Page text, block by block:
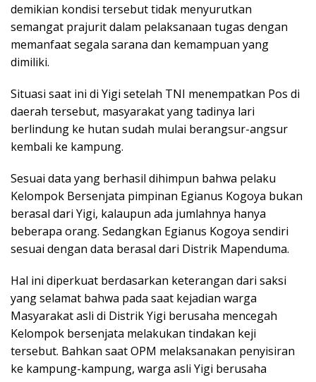
demikian kondisi tersebut tidak menyurutkan
semangat prajurit dalam pelaksanaan tugas dengan
memanfaat segala sarana dan kemampuan yang
dimiliki.
Situasi saat ini di Yigi setelah TNI menempatkan Pos di
daerah tersebut, masyarakat yang tadinya lari
berlindung ke hutan sudah mulai berangsur-angsur
kembali ke kampung.
Sesuai data yang berhasil dihimpun bahwa pelaku
Kelompok Bersenjata pimpinan Egianus Kogoya bukan
berasal dari Yigi, kalaupun ada jumlahnya hanya
beberapa orang. Sedangkan Egianus Kogoya sendiri
sesuai dengan data berasal dari Distrik Mapenduma.
Hal ini diperkuat berdasarkan keterangan dari saksi
yang selamat bahwa pada saat kejadian warga
Masyarakat asli di Distrik Yigi berusaha mencegah
Kelompok bersenjata melakukan tindakan keji
tersebut. Bahkan saat OPM melaksanakan penyisiran
ke kampung-kampung, warga asli Yigi berusaha